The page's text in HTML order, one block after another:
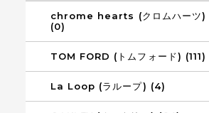
chrome hearts (クロムハーツ)
(0)
TOM FORD (トムフォード) (111)
La Loop (ラループ) (4)